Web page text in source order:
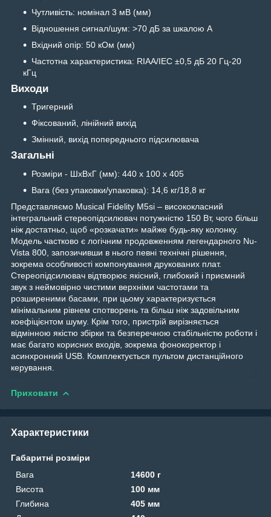
Чутливість: номінал 3 мВ (мм)
Відношення сигнал/шум: >70 дБ за шкалою А
Вхідний опір: 50 кОм (мм)
Частотна характеристика: RIAA/IEC ±0,5 дБ 20 Гц-20
кГц
Виходи
Тригерний
Фіксований, лінійний вихід
Змінний, вихід попереднього підсилювача
Загальні
Розміри - ШхВхГ (мм): 440 х 100 х 405
Вага (без упаковки/упаковка): 14,6 кг/18,8 кг
Представляємо Musical Fidelity M5si – висококласний
інтегральний стереопідсилювач потужністю 150 Вт, чого більш
ніж достатньо, щоб «розкачати» майже будь-яку колонку.
Модель частково є логічним продовженням легендарного Nu-
Vista 800, запозичивши в нього певні технічні рішення,
зокрема особливості компонування друкованих плат.
Стереопідсилювач відтворює якісний, глибокий і приємний
звук з неймовірно чистими верхніми частотами та
розширеними басами, при цьому характеризується
мінімальним рівнем спотворень та більш ніж задовільним
коефіцієнтом шуму. Крім того, пристрій вирізняється
відмінною якістю збірки та безперечною стабільністю роботи і
має багато корисних входів, зокрема фонокоректор і
асинхронний USB. Комплектується пультом дистанційного
керування.
Приховати
Характеристики
Габаритні розміри
Вага
14600 г
Висота
100 мм
Глибина
405 мм